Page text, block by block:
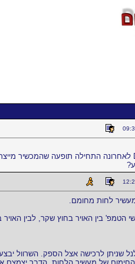
לחות מחומם.
בין האויר בחוץ שקר, לבין האויר